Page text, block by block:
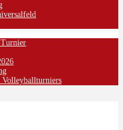
Volleyballturniers